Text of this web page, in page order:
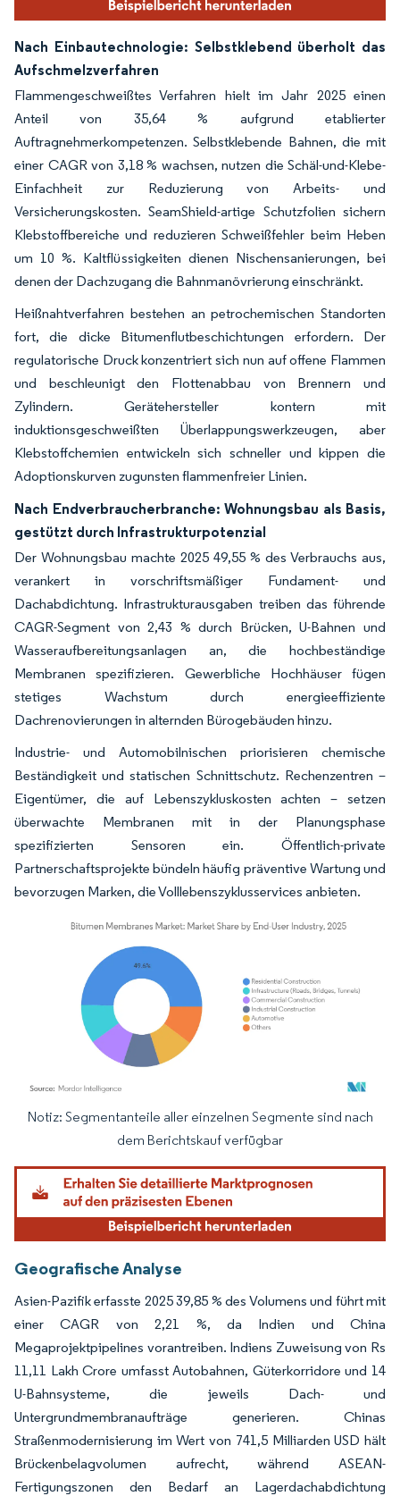
Nach Einbautechnologie: Selbstklebend überholt das
Aufschmelzverfahren
Flammengeschweißtes Verfahren hielt im Jahr 2025 einen
Anteil von 35,64 % aufgrund etablierter
Auftragnehmerkompetenzen. Selbstklebende Bahnen, die mit
einer CAGR von 3,18 % wachsen, nutzen die Schäl-und-Klebe-
Einfachheit zur Reduzierung von Arbeits- und
Versicherungskosten. SeamShield-artige Schutzfolien sichern
Klebstoffbereiche und reduzieren Schweißfehler beim Heben
um 10 %. Kaltflüssigkeiten dienen Nischensanierungen, bei
denen der Dachzugang die Bahnmanövrierung einschränkt.
Heißnahtverfahren bestehen an petrochemischen Standorten
fort, die dicke Bitumenflutbeschichtungen erfordern. Der
regulatorische Druck konzentriert sich nun auf offene Flammen
und beschleunigt den Flottenabbau von Brennern und
Zylindern. Gerätehersteller kontern mit
induktionsgeschweißten Überlappungswerkzeugen, aber
Klebstoffchemien entwickeln sich schneller und kippen die
Adoptionskurven zugunsten flammenfreier Linien.
Nach Endverbraucherbranche: Wohnungsbau als Basis,
gestützt durch Infrastrukturpotenzial
Der Wohnungsbau machte 2025 49,55 % des Verbrauchs aus,
verankert in vorschriftsmäßiger Fundament- und
Dachabdichtung. Infrastrukturausgaben treiben das führende
CAGR-Segment von 2,43 % durch Brücken, U-Bahnen und
Wasseraufbereitungsanlagen an, die hochbeständige
Membranen spezifizieren. Gewerbliche Hochhäuser fügen
stetiges Wachstum durch energieeffiziente
Dachrenovierungen in alternden Bürogebäuden hinzu.
Industrie- und Automobilnischen priorisieren chemische
Beständigkeit und statischen Schnittschutz. Rechenzentren –
Eigentümer, die auf Lebenszykluskosten achten – setzen
überwachte Membranen mit in der Planungsphase
spezifizierten Sensoren ein. Öffentlich-private
Partnerschaftsprojekte bündeln häufig präventive Wartung und
bevorzugen Marken, die Volllebenszyklusservices anbieten.
Bild © Mordor Intelligence. Wiederverwendung erfordert Namensnennung
Notiz: Segmentanteile aller einzelnen Segmente sind nach
dem Berichtskauf verfügbar
Geografische Analyse
Asien-Pazifik erfasste 2025 39,85 % des Volumens und führt mit
einer CAGR von 2,21 %, da Indien und China
Megaprojektpipelines vorantreiben. Indiens Zuweisung von Rs
11,11 Lakh Crore umfasst Autobahnen, Güterkorridore und 14
U-Bahnsysteme, die jeweils Dach- und
Untergrundmembranaufträge generieren. Chinas
Straßenmodernisierung im Wert von 741,5 Milliarden USD hält
Brückenbelagvolumen aufrecht, während ASEAN-
Fertigungszonen den Bedarf an Lagerdachabdichtung